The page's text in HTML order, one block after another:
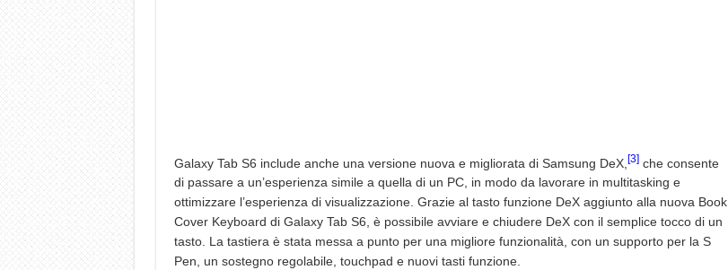
Galaxy Tab S6 include anche una versione nuova e migliorata di Samsung DeX, [3]che consente
di passare a un’esperienza simile a quella di un PC, in modo da lavorare in multitasking e
ottimizzare l’esperienza di visualizzazione. Grazie al tasto funzione DeX aggiunto alla nuova Book
Cover Keyboard di Galaxy Tab S6, è possibile avviare e chiudere DeX con il semplice tocco di un
tasto. La tastiera è stata messa a punto per una migliore funzionalità, con un supporto per la S
Pen, un sostegno regolabile, touchpad e nuovi tasti funzione.